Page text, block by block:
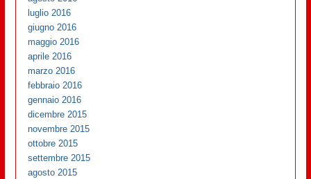
luglio 2016
giugno 2016
maggio 2016
aprile 2016
marzo 2016
febbraio 2016
gennaio 2016
dicembre 2015
novembre 2015
ottobre 2015
settembre 2015
agosto 2015